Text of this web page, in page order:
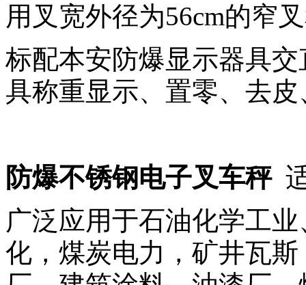
用叉宽外径为56cm的窄
标配本安防爆显示器具
具称重显示、置零、去
防爆不锈钢电子叉车秤
广泛应用于石油化学工
化，煤炭电力，矿井瓦